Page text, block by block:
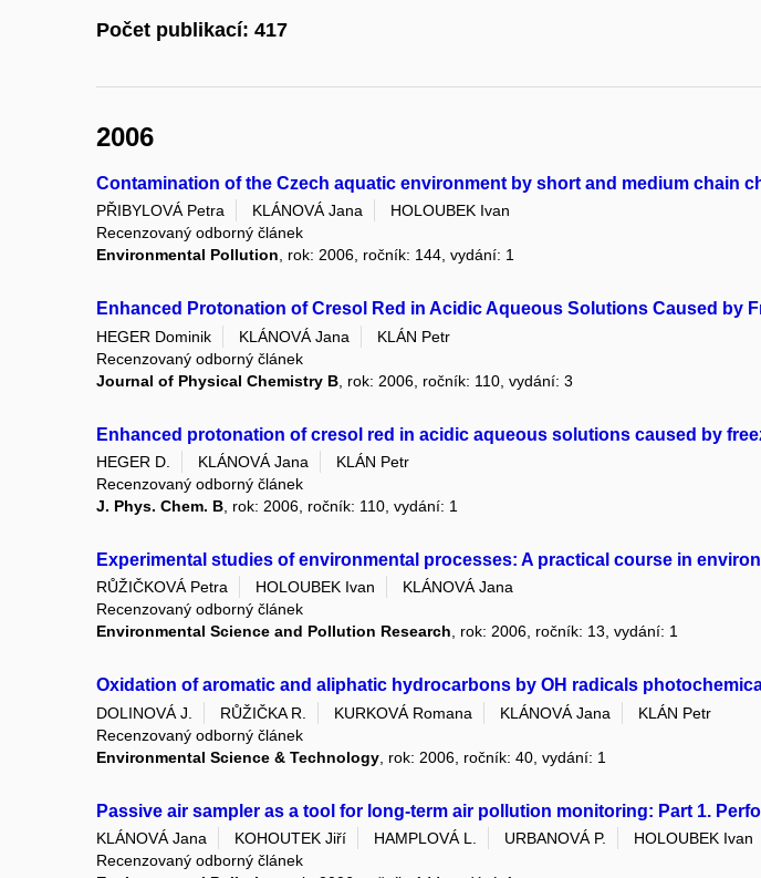
Počet publikací: 417
2006
Contamination of the Czech aquatic environment by short and medium chain
PŘIBYLOVÁ Petra KLÁNOVÁ Jana
HOLOUBEK Ivan
Recenzovaný odborný článek
Environmental Pollution, rok: 2006, ročník: 144, vydání: 1
Enhanced Protonation of Cresol Red in Acidic Aqueous Solutions Caused by
HEGER Dominik KLÁNOVÁ Jana
KLÁN Petr
Recenzovaný odborný článek
Journal of Physical Chemistry B , rok: 2006, ročník: 110, vydání: 3
Enhanced protonation of cresol red in acidic aqueous solutions caused by
HEGER D. KLÁNOVÁ Jana
KLÁN Petr
Recenzovaný odborný článek
J. Phys. Chem. B , rok: 2006, ročník: 110, vydání: 1
Experimental studies of environmental processes: A practical course in
RŮŽIČKOVÁ Petra HOLOUBEK Ivan
KLÁNOVÁ Jana
Recenzovaný odborný článek
Environmental Science and Pollution Research, rok: 2006, ročník: 13, vydání: 1
Oxidation of aromatic and aliphatic hydrocarbons by OH radicals
DOLINOVÁ J. RŮŽIČKA R. KURKOVÁ Romana KLÁNOVÁ Jana
KLÁN Petr
Recenzovaný odborný článek
Environmental Science & Technology , rok: 2006, ročník: 40, vydání: 1
Passive air sampler as a tool for long-term air pollution monitoring: Part 1.
KLÁNOVÁ Jana KOHOUTEK Jiří HAMPLOVÁ L. URBANOVÁ P.
HOLOUBEK Ivan
Recenzovaný odborný článek